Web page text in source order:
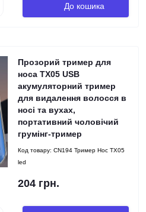
До кошика
Прозорий тример для
носа TX05 USB
акумуляторний тример
для видалення волосся в
носі та вухах,
портативний чоловічий
грумінг-тример
Код товару: CN194 Тример Нос TX05
led
204 грн.